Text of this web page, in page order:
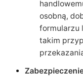
osobną,
formularzu
takim